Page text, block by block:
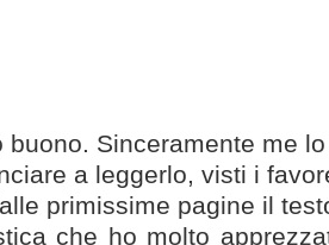
buono. Sinceramente me
a leggerlo, visti i
primissime pagine il
che ho molto